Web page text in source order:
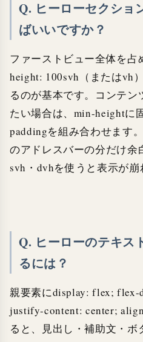
Q. ヒーローセクショ
ばいいですか？
ファーストビュー全体を
height: 100svh（またはvh
るのが基本です。コンテン
たい場合は、min-heightに
paddingを組み合わせます
のアドレスバーの分だけ余
svh・dvhを使うと表示が崩
Q. ヒーローのテキス
るには？
親要素にdisplay: flex; flex-
justify-content: center;
ると、見出し・補助文・